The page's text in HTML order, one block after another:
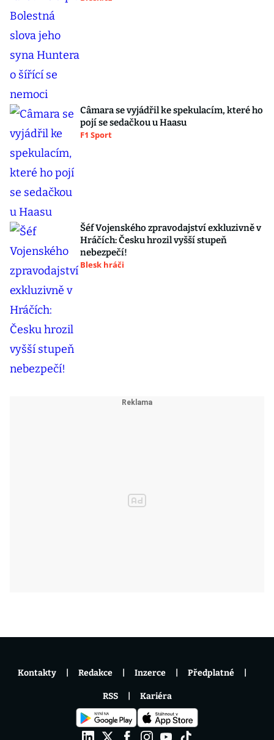
Câmara se vyjádřil ke spekulacím, které ho
pojí se sedačkou u Haasu
F1 Sport
Šéf Vojenského zpravodajství exkluzivně v
Hráčích: Česku hrozil vyšší stupeň
nebezpečí!
Blesk hráči
Kontakty Redakce Inzerce Předplatné
RSS Kariéra